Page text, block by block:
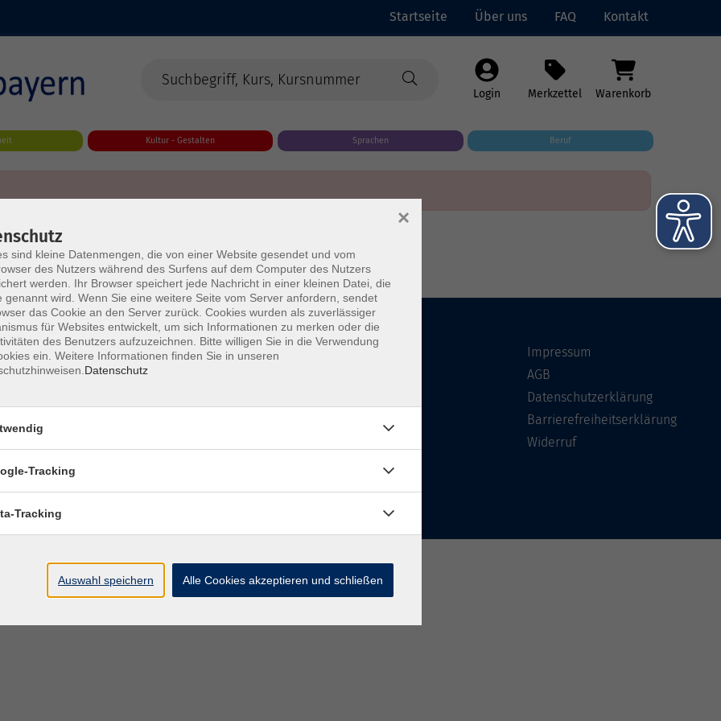
Startseite Über uns FAQ Kontakt
Login Merkzettel Warenkorb
Kultur - Gestalten Sprachen Beruf
Startseite
Impressum
AGB
Datenschutzerklärung
Barrierefreiheitserklärung
Widerruf
sind kleine Datenmengen, die von einer Website gesendet und vom
des Nutzers während des Surfens auf dem Computer des Nutzers
werden. Ihr Browser speichert jede Nachricht in einer kleinen Datei, die
genannt wird. Wenn Sie eine weitere Seite vom Server anfordern, sendet
das Cookie an den Server zurück. Cookies wurden als zuverlässiger
für Websites entwickelt, um sich Informationen zu merken oder die
des Benutzers aufzuzeichnen. Bitte willigen Sie in die Verwendung
ein. Weitere Informationen finden Sie in unseren
Datenschutz
×
Tracking
Tracking
Auswahl speichern Alle Cookies akzeptieren und schließen